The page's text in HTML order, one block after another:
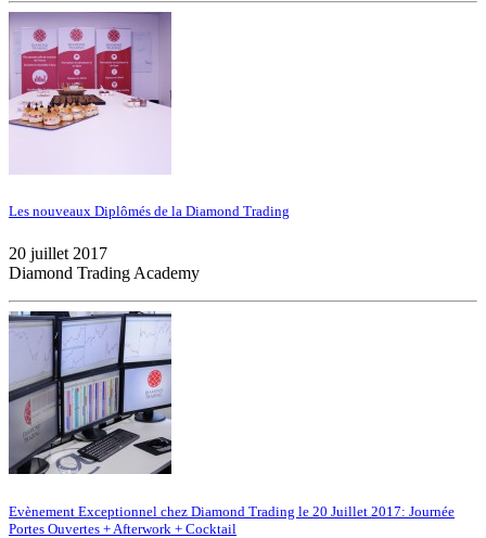
Les nouveaux Diplômés de la Diamond Trading
20 juillet 2017
Diamond Trading Academy
Evènement Exceptionnel chez Diamond Trading le 20 Juillet 2017: Journée
Portes Ouvertes + Afterwork + Cocktail